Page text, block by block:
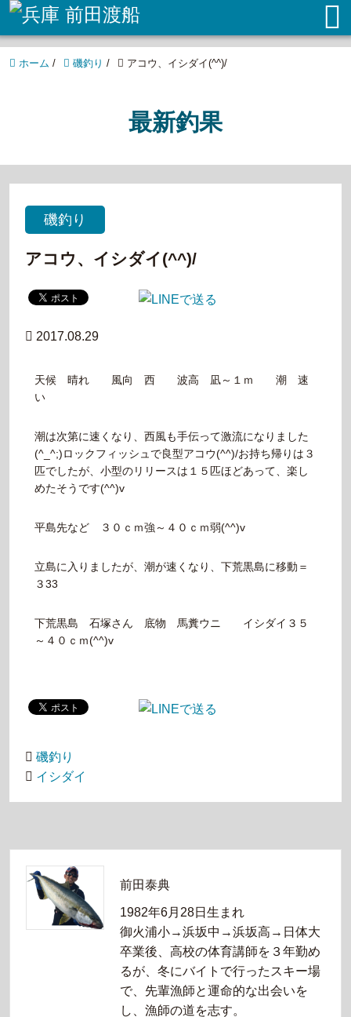
ホーム / 磯釣り / アコウ、イシダイ(^^)/
最新釣果
磯釣り
アコウ、イシダイ(^^)/
2017.08.29
天候 晴れ 風向 西 波高 凪～１ｍ 潮 速
い
潮は次第に速くなり、西風も手伝って激流になりました
(^_^;)ロックフィッシュで良型アコウ(^^)/お持ち帰りは３
匹でしたが、小型のリリースは１５匹ほどあって、楽し
めたそうです(^^)v
平島先など ３０ｃｍ強～４０ｃｍ弱(^^)v
立島に入りましたが、潮が速くなり、下荒黒島に移動＝
３33
下荒黒島 石塚さん 底物 馬糞ウニ イシダイ３５
～４０ｃｍ(^^)v
磯釣り
イシダイ
前田泰典
1982年6月28日生まれ
御火浦小→浜坂中→浜坂高→日体大
卒業後、高校の体育講師を３年勤め
るが、冬にバイトで行ったスキー場
で、先輩漁師と運命的な出会いを
し、漁師の道を志す。